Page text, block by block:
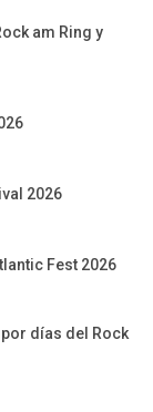
am Ring y
2026
Fest 2026
días del Rock